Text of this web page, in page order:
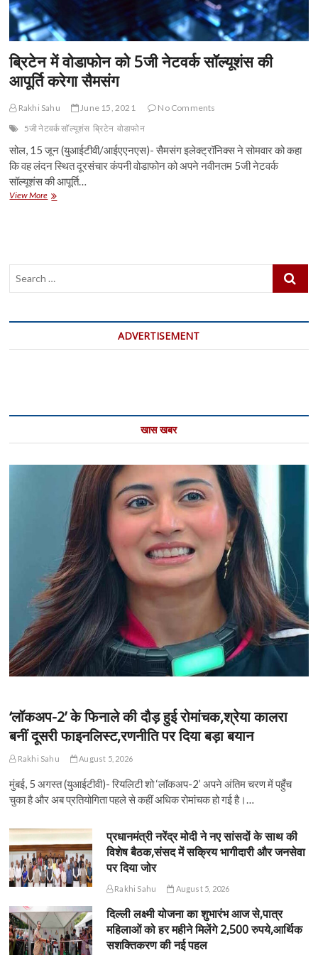
ब्रिटेन में वोडाफोन को 5जी नेटवर्क सॉल्यूशंस की
आपूर्ति करेगा सैमसंग
Rakhi Sahu June 15, 2021
No Comments
5जी नेटवर्क सॉल्यूशंस ब्रिटेन वोडाफोन
सोल, 15 जून (युआईटीवी/आईएएनएस)- सैमसंग इलेक्ट्रॉनिक्स ने सोमवार को कहा
कि वह लंदन स्थित दूरसंचार कंपनी वोडाफोन को अपने नवीनतम 5जी नेटवर्क
सॉल्यूशंस की आपूर्ति…
View Moreब्रिटेन
की
आपूर्ति
सैमसंग
Search
ADVERTISEMENT
खास खबर
‘लॉकअप-2’ के फिनाले की दौड़ हुई रोमांचक,श्रेया कालरा
बनीं दूसरी फाइनलिस्ट,रणनीति पर दिया बड़ा बयान
Rakhi Sahu August 5, 2026
मुंबई, 5 अगस्त (युआईटीवी)- रियलिटी शो ‘लॉकअप-2’ अपने अंतिम चरण में पहुँच
चुका है और अब प्रतियोगिता पहले से कहीं अधिक रोमांचक हो गई है।…
प्रधानमंत्री नरेंद्र मोदी ने नए सांसदों के साथ की
विशेष बैठक,संसद में सक्रिय भागीदारी और जनसेवा
पर दिया जोर
Rakhi Sahu August 5, 2026
दिल्ली लक्ष्मी योजना का शुभारंभ आज से,पात्र
महिलाओं को हर महीने मिलेंगे 2,500 रुपये,आर्थिक
सशक्तिकरण की नई पहल